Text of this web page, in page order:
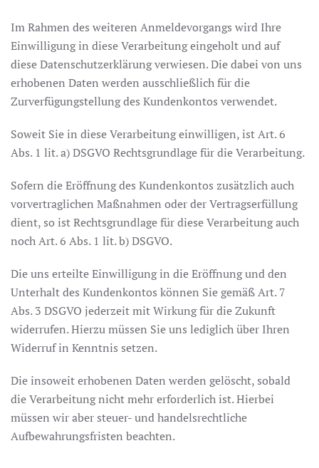
Im Rahmen des weiteren Anmeldevorgangs wird Ihre
Einwilligung in diese Verarbeitung eingeholt und auf
diese Datenschutzerklärung verwiesen. Die dabei von uns
erhobenen Daten werden ausschließlich für die
Zurverfügungstellung des Kundenkontos verwendet.
Soweit Sie in diese Verarbeitung einwilligen, ist Art. 6
Abs. 1 lit. a) DSGVO Rechtsgrundlage für die Verarbeitung.
Sofern die Eröffnung des Kundenkontos zusätzlich auch
vorvertraglichen Maßnahmen oder der Vertragserfüllung
dient, so ist Rechtsgrundlage für diese Verarbeitung auch
noch Art. 6 Abs. 1 lit. b) DSGVO.
Die uns erteilte Einwilligung in die Eröffnung und den
Unterhalt des Kundenkontos können Sie gemäß Art. 7
Abs. 3 DSGVO jederzeit mit Wirkung für die Zukunft
widerrufen. Hierzu müssen Sie uns lediglich über Ihren
Widerruf in Kenntnis setzen.
Die insoweit erhobenen Daten werden gelöscht, sobald
die Verarbeitung nicht mehr erforderlich ist. Hierbei
müssen wir aber steuer- und handelsrechtliche
Aufbewahrungsfristen beachten.